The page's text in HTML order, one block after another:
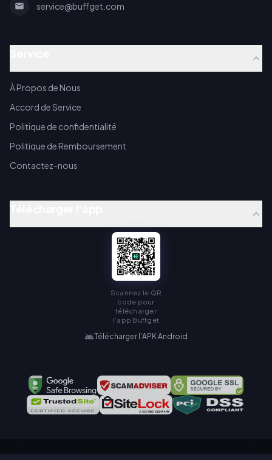
service@buffget.com
À Propos de Nous
Accord de Service
Politique de confidentialité
Politique de Remboursement
Contactez-nous
Scannez le QR
code pour
télécharger
l'app Buffget
Télécharger l'APK Android